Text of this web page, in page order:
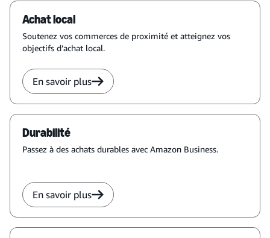
Achat local
Soutenez vos commerces de proximité et atteignez vos
objectifs d’achat local.
En savoir plus
Durabilité
Passez à des achats durables avec Amazon Business.
En savoir plus